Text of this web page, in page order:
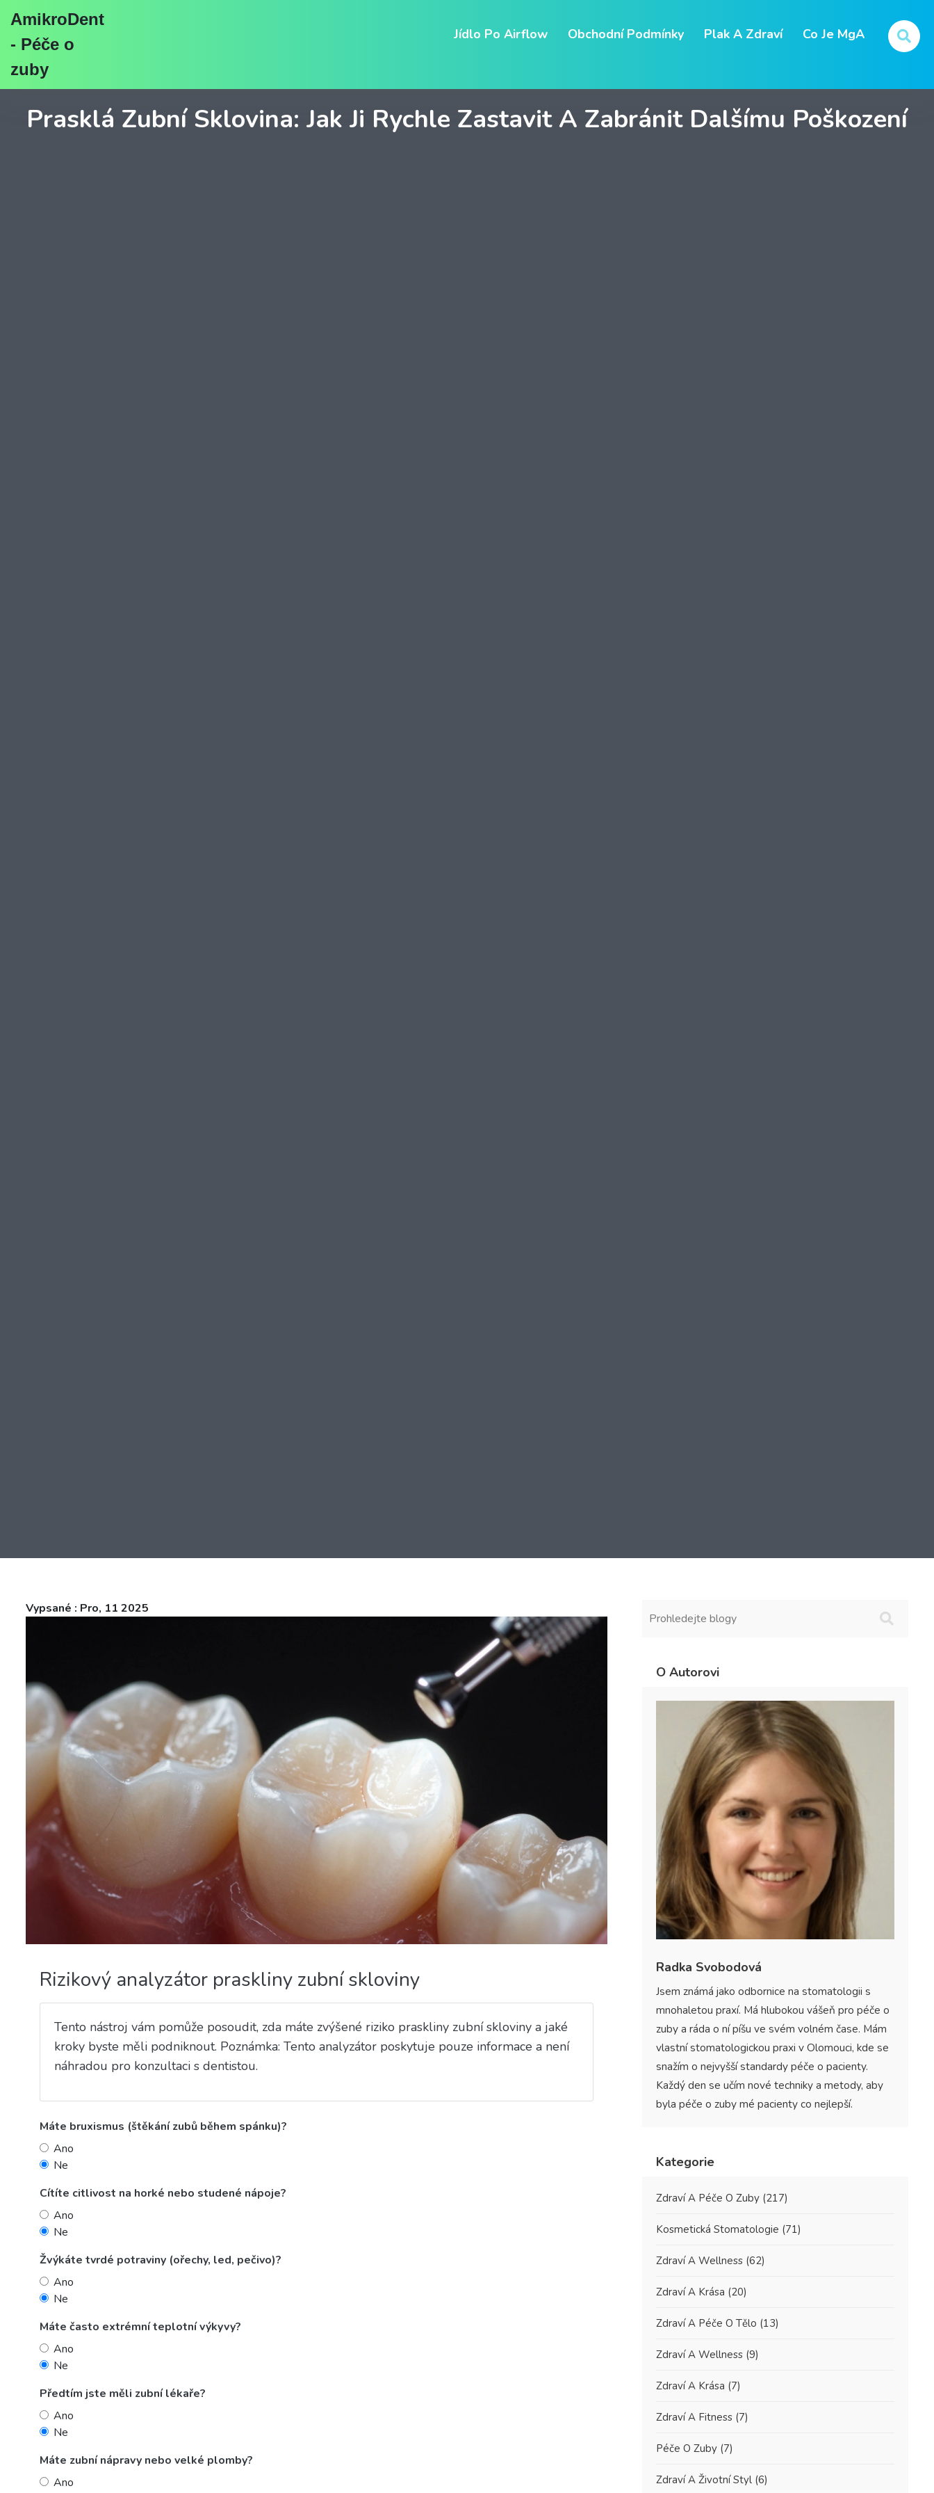
AmikroDent
- Péče o
zuby
Jídlo Po Airflow Obchodní Podmínky Plak A Zdraví Co Je MgA
Prasklá Zubní Sklovina: Jak Ji Rychle Zastavit A Zabránit Dalšímu Poškození
Vypsané : Pro, 11 2025
Rizikový analyzátor praskliny zubní skloviny
Tento nástroj vám pomůže posoudit, zda máte zvýšené riziko praskliny zubní skloviny a jaké
kroky byste měli podniknout. Poznámka: Tento analyzátor poskytuje pouze informace a není
náhradou pro konzultaci s dentistou.
Máte bruxismus (štěkání zubů během spánku)?
Ano
Ne
Cítíte citlivost na horké nebo studené nápoje?
Ano
Ne
Žvýkáte tvrdé potraviny (ořechy, led, pečivo)?
Ano
Ne
Máte často extrémní teplotní výkyvy?
Ano
Ne
Předtím jste měli zubní lékaře?
Ano
Ne
Máte zubní nápravy nebo velké plomby?
Ano
O Autorovi
Radka Svobodová
Jsem známá jako odbornice na stomatologii s
mnohaletou praxí. Má hlubokou vášeň pro péče o
zuby a ráda o ní píšu ve svém volném čase. Mám
vlastní stomatologickou praxi v Olomouci, kde se
snažím o nejvyšší standardy péče o pacienty.
Každý den se učím nové techniky a metody, aby
byla péče o zuby mé pacienty co nejlepší.
Kategorie
Zdraví A Péče O Zuby (217)
Kosmetická Stomatologie (71)
Zdraví A Wellness (62)
Zdraví A Krása (20)
Zdraví A Péče O Tělo (13)
Zdraví A Wellness (9)
Zdraví A Krása (7)
Zdraví A Fitness (7)
Péče O Zuby (7)
Zdraví A Životní Styl (6)